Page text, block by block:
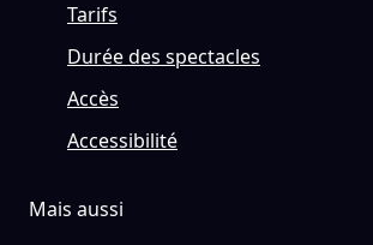
Tarifs
Durée des spectacles
Accès
Accessibilité
Mais aussi